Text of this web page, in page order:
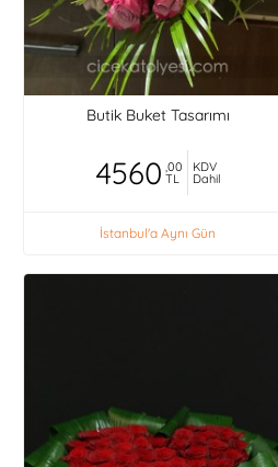
Butik Buket Tasarımı
4560 ,00
TL
KDV
Dahil
İstanbul'a Aynı Gün